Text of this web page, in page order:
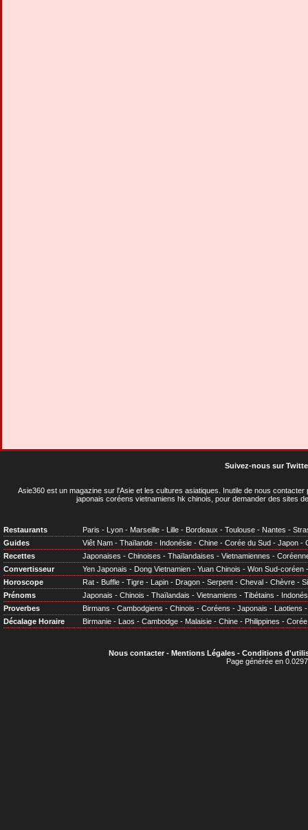
Suivez-nous sur
Asie360 est un magazine sur l'Asie et les cultures asiatiques . Inutile de nous
japonais coréens vietnamiens hk chinois, pour demander des sites
Restaurants Paris - Lyon - Marseille - Lille - Bordeaux - Toulouse - Nantes -
Guides
Viêt Nam - Thaïlande - Indonésie - Chine - Corée du Sud - Japon -
Recettes
Japonaises - Chinoises - Thaïlandaises - Vietnamiennes -
Convertisseur
Yen Japonais - Dong Vietnamien - Yuan Chinois - Won Sud-coréen
Horoscope
Rat - Buffle - Tigre - Lapin - Dragon - Serpent - Cheval - Chèvre -
Prénoms
Japonais - Chinois - Thaïlandais - Vietnamiens - Tibétains -
Proverbes
Birmans - Cambodgiens - Chinois - Coréens - Japonais - Laotiens
Décalage Horaire
Birmanie - Laos - Cambodge - Malaisie - Chine - Philippines - Corée
Nous contacter- Mentions Légales- Conditions
Page générée en